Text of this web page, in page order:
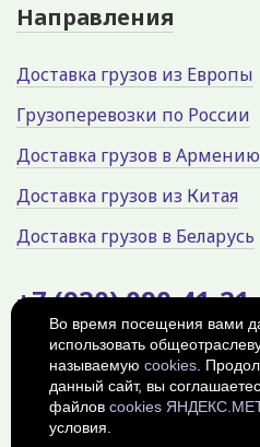
Направления
Доставка грузов из Европы
Грузоперевозки по России
Доставка грузов в Армению
Доставка грузов из Китая
Доставка грузов в Беларусь
+7 (920) 090-41-21
Россия, г. Калуга, Параллельная
улица, 11с15
© 2026Политика
конфиденциальности
Во время посещения вами
использовать
называемую cookies .
данный сайт, вы
файлов cookies
условия.